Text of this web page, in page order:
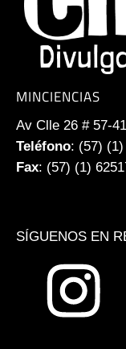
MINCIENCIAS
Av Clle 26 # 57-
Teléfono: (57) (1)
Fax: (57) (1)
SÍGUENOS EN